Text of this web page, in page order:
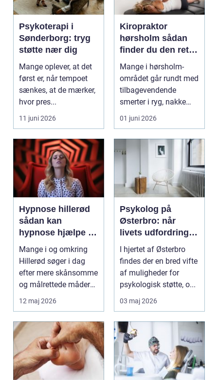
Psykoterapi i
Sønderborg: tryg
støtte nær dig
Mange oplever, at det
først er, når tempoet
sænkes, at de mærker,
hvor pres...
11 juni 2026
Kiropraktor
hørsholm sådan
finder du den rette
behandling i
nordsjælland
Mange i hørsholm-
området går rundt med
tilbagevendende
smerter i ryg, nakke
eller hoved uden at få
d...
01 juni 2026
Hypnose hillerød
sådan kan
hypnose hjælpe i
hverdagen
Mange i og omkring
Hillerød søger i dag
efter mere skånsomme
og målrettede måder
at få det bedre på....
12 maj 2026
Psykolog på
Østerbro: når
livets udfordringer
kræver
professionel støtte
I hjertet af Østerbro
findes der en bred vifte
af muligheder for
psykologisk støtte, o...
03 maj 2026